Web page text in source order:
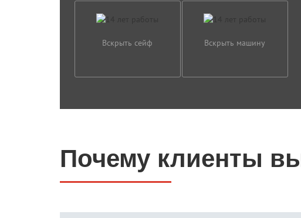
Вскрыть сейф Вскрыть машину
Почему клиенты